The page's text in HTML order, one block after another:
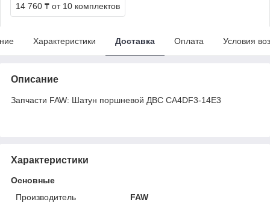
14 760 ₸ от 10 комплектов
Характеристики Доставка Оплата Условия
Описание
Запчасти FAW: Шатун поршневой ДВС CA4DF3-14E3
Характеристики
Основные
Производитель
FAW